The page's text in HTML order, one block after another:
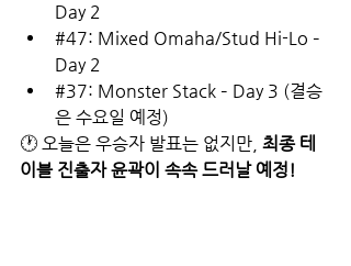
Day 2
#47: Mixed Omaha/Stud Hi-Lo –
Day 2
#37: Monster Stack – Day 3 (결승
은 수요일 예정)
🕐 오늘은 우승자 발표는 없지만, 최종 테
이블 진출자 윤곽이 속속 드러날 예정!